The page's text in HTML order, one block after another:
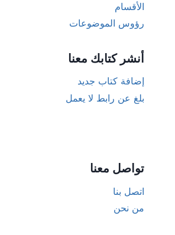
الأقسام
رؤوس الموضوعات
أنشر كتابك معنا
إضافة كتاب جديد
بلغ عن رابط لا يعمل
تواصل معنا
اتصل بنا
من نحن